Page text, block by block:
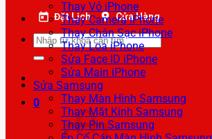
Đặt Lịch Cửa Hàng
Tìm
kiếm:
0
Thay Vỏ iPhone
Thay Camera iPhone
Thay Chân Sạc iPhone
Thay Loa iPhone
Sửa Face ID iPhone
Sửa Main iPhone
Sửa Samsung
Thay Màn Hình Samsung
Thay Mặt Kính Samsung
Thay Pin Samsung